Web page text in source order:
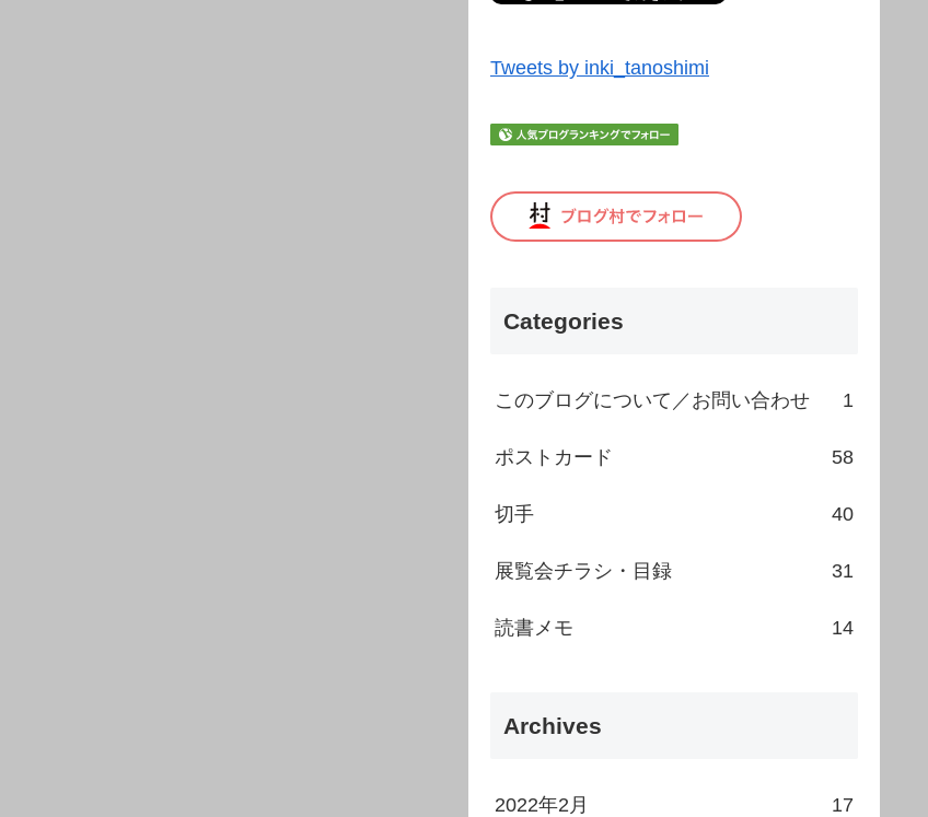
Tweets by inki_tanoshimi
Categories
このブログについて／お問い合わせ 1
ポストカード 58
切手 40
展覧会チラシ・目録 31
読書メモ 14
Archives
2022年2月 17